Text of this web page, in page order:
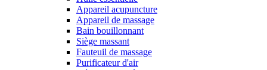
Appareil acupuncture
Appareil de massage
Bain bouillonnant
Siège massant
Fauteuil de massage
Purificateur d'air